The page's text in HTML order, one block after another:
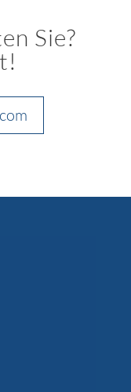
Sie?